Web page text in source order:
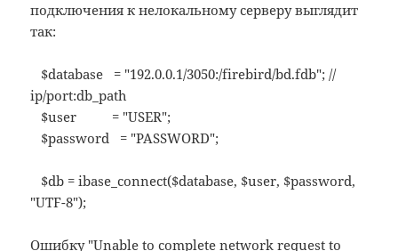
подключения к нелокальному серверу выглядит
так:
$database = "192.0.0.1/3050:/firebird/bd.fdb"; //
ip/port:db_path
$user = "USER";
$password = "PASSWORD";
$db = ibase_connect($database, $user, $password,
"UTF-8");
Ошибку "Unable to complete network request to